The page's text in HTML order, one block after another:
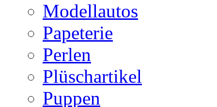
Modellautos
Papeterie
Perlen
Plüschartikel
Puppen